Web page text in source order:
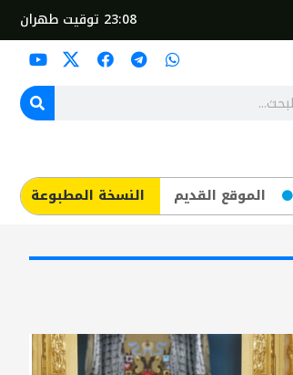
23:08 توقيت طهران
الموقع القديم ​النسخة المطبوعة